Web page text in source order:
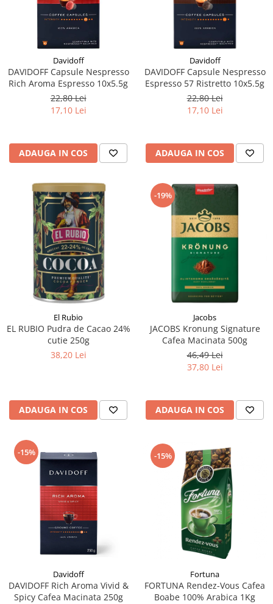
Davidoff
DAVIDOFF Capsule Nespresso
Rich Aroma Espresso 10x5.5g
22,80 Lei
17,10 Lei
ADAUGA IN COS
Davidoff
DAVIDOFF Capsule Nespresso
Espresso 57 Ristretto 10x5.5g
22,80 Lei
17,10 Lei
ADAUGA IN COS
El Rubio
EL RUBIO Pudra de Cacao 24%
cutie 250g
38,20 Lei
ADAUGA IN COS
-19%
Jacobs
JACOBS Kronung Signature
Cafea Macinata 500g
46,49 Lei
37,80 Lei
ADAUGA IN COS
-15%
Davidoff
DAVIDOFF Rich Aroma Vivid &
Spicy Cafea Macinata 250g
-15%
Fortuna
FORTUNA Rendez-Vous Cafea
Boabe 100% Arabica 1Kg